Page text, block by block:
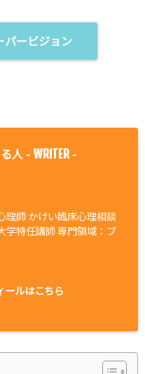
パービジョン
人 - WRITER -
理師 かけい臨床心理相談
学特任講師 専門領域：ブ
ールはこちら